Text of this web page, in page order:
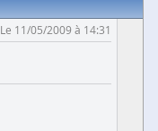
Le 11/05/2009 à 14:31